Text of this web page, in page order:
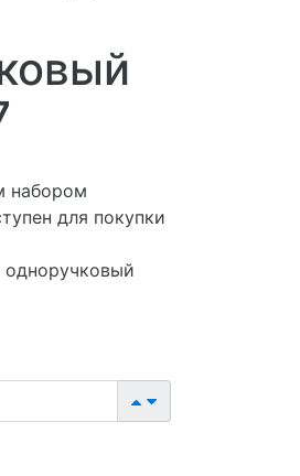
набором
для покупки
одноручковый